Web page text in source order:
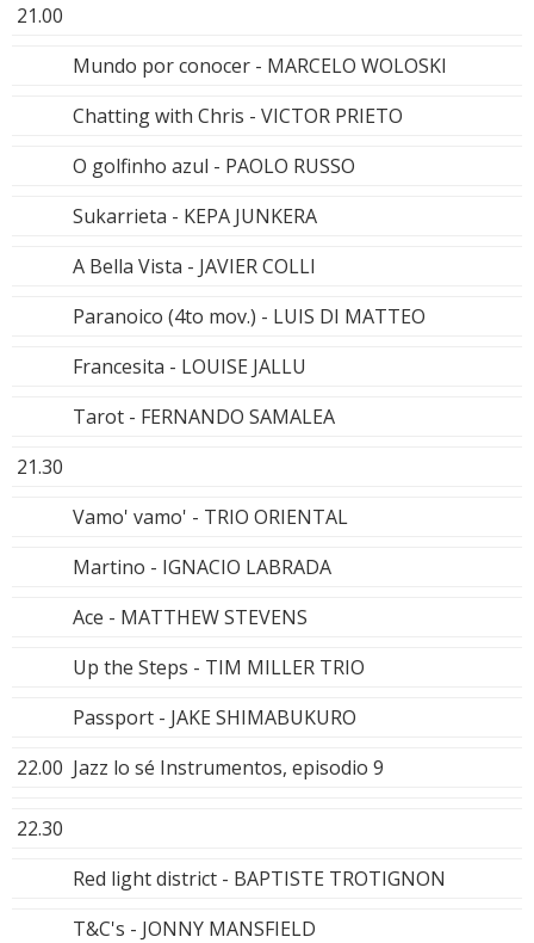
21.00
Mundo por conocer - MARCELO WOLOSKI
Chatting with Chris - VICTOR PRIETO
O golfinho azul - PAOLO RUSSO
Sukarrieta - KEPA JUNKERA
A Bella Vista - JAVIER COLLI
Paranoico (4to mov.) - LUIS DI MATTEO
Francesita - LOUISE JALLU
Tarot - FERNANDO SAMALEA
21.30
Vamo' vamo' - TRIO ORIENTAL
Martino - IGNACIO LABRADA
Ace - MATTHEW STEVENS
Up the Steps - TIM MILLER TRIO
Passport - JAKE SHIMABUKURO
22.00 Jazz lo sé Instrumentos, episodio 9
22.30
Red light district - BAPTISTE TROTIGNON
T&C's - JONNY MANSFIELD